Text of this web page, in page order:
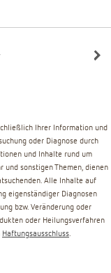
Ihrer Information und
oder Diagnose durch
und Inhalte rund um
und sonstigen Themen, dienen
Alle Inhalte auf
eigenständiger Diagnosen
bzw. Veränderung oder
oder Heilungsverfahren
Haftungsausschluss.